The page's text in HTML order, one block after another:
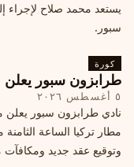
يستعد محمد صلاح لإجراء
سبور.
كورة
طرابزون سبور
٥ أغسطس ٢٠٢٦
نادي طرابزون سبور
مطار تركيا الساعة
وتوقيع عقد جديد ومكافآت